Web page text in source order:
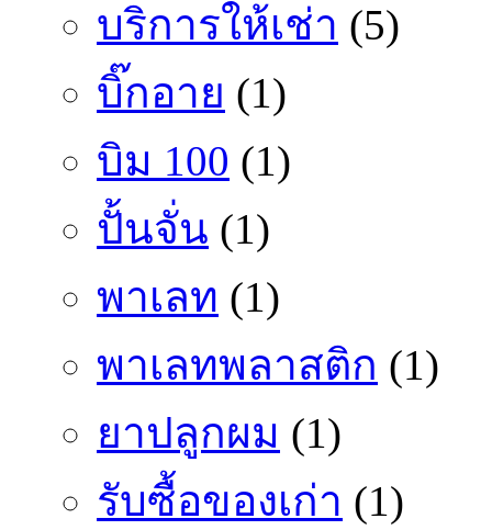
บริการให้เช่า (5)
บิ๊กอาย (1)
บิม 100 (1)
ปั้นจั่น (1)
พาเลท (1)
พาเลทพลาสติก (1)
ยาปลูกผม (1)
รับซื้อของเก่า (1)